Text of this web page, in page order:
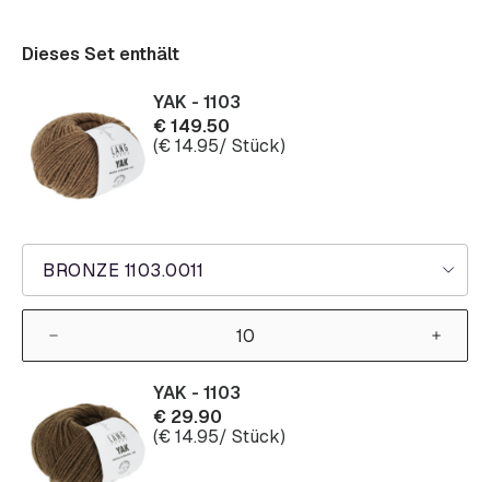
Dieses Set enthält
BRONZE 1103.0011
YAK - 1103
€149.50
(€14.95/ Stück)
YAK - 1103
€ 29.90
(€14.95/ Stück)